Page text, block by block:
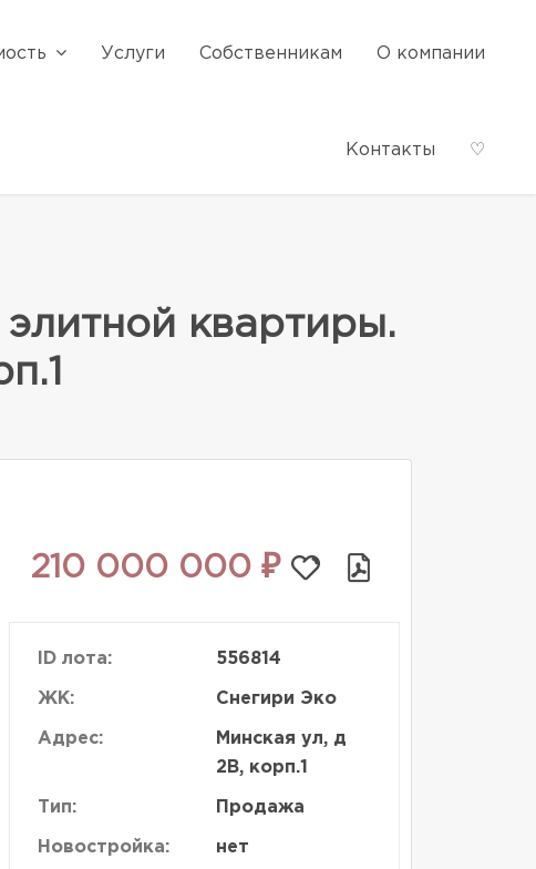
Услуги Собственникам О компании
Контакты ♡
квартиры.
210 000 000 ₽
ID лота: 556814
ЖК: Снегири Эко
Адрес:
Минская ул, д
2В, корп.1
Тип: Продажа
Новостройка: нет